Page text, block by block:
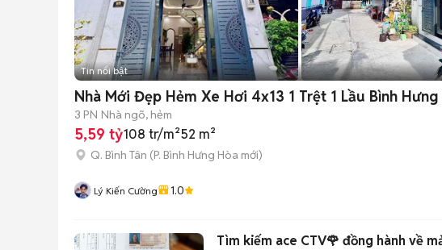
Tin nổi bật
Nhà Mới Đẹp Hẻm Xe Hơi 4x13 1 Trệt 1 Lầu Bình Hưng
3 PN Nhà ngõ, hẻm
5,59 tỷ108 tr/m²52 m²
Q. Bình Tân (P. Bình Hưng Hòa mới)
Lý Kiến Cường 1.0
Tìm kiếm ace CTV🌹 đồng hành về